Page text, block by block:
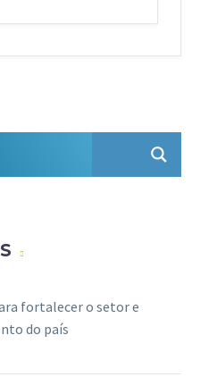
fortalecer o setor e
do país